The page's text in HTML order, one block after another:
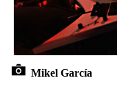
Mikel García